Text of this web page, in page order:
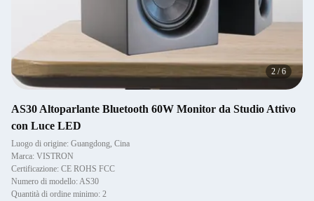
2 /6
AS30 Altoparlante Bluetooth 60W Monitor da Studio Attivo
con Luce LED
Luogo di origine: Guangdong, Cina
Marca: VISTRON
Certificazione: CE ROHS FCC
Numero di modello: AS30
Quantità di ordine minimo: 2